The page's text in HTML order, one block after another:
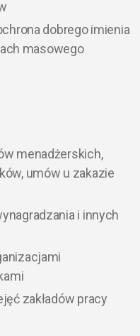
dobrego imienia
masowego
menadżerskich,
umów u zakazie
i innych
zakładów pracy